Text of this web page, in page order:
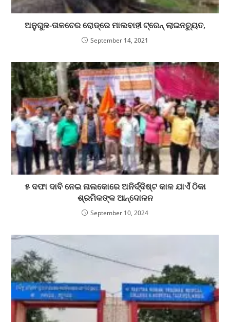
ଅନୁଗୁଳ-ତାଳଚେର ରୋଡ୍‌ରେ ମାଲବାହୀ ଟ୍ରେନ୍ ଲାଇନଚ୍ୟୁତ,
September 14, 2021
୫ ଦଫା ଦାବି ନେଇ ନାଲକୋରେ ଅନିର୍ଦ୍ଦିଷ୍ଟ କାଳ ଯାଏଁ ଠିକା
ଶ୍ରମିକଙ୍କ ଆନ୍ଦୋଳନ
September 10, 2024